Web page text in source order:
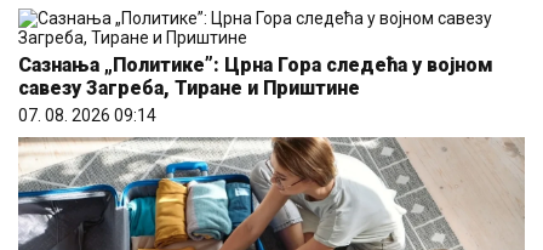
Сазнања „Политике”: Црна Гора следећа у војном
савезу Загреба, Тиране и Приштине
07. 08. 2026 09:14